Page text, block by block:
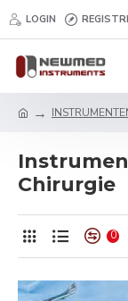
LOGIN
Chirurgie
0